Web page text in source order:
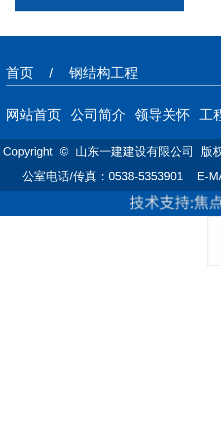
首页 / 钢结构工程
网站首页 公司简介 领导关怀 工
Copyright © 山东一建建设有限公司
公室电话/传真：0538-5353901 E-